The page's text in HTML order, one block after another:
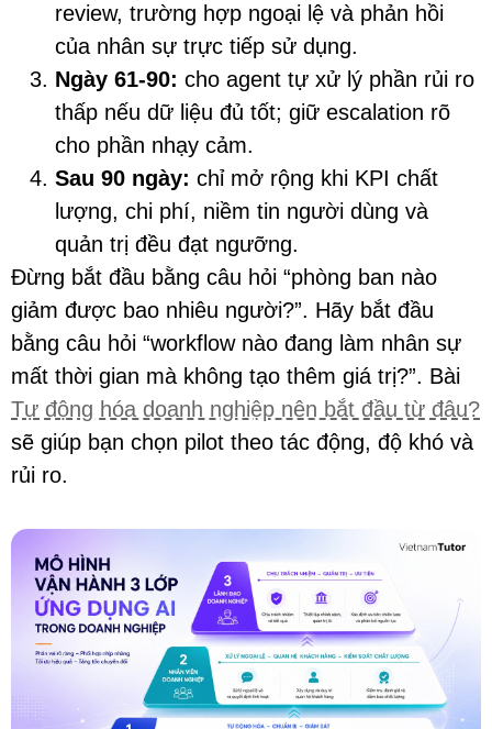
review, trường hợp ngoại lệ và phản hồi
của nhân sự trực tiếp sử dụng.
Ngày 61-90: cho agent tự xử lý phần rủi ro
thấp nếu dữ liệu đủ tốt; giữ escalation rõ
cho phần nhạy cảm.
Sau 90 ngày: chỉ mở rộng khi KPI chất
lượng, chi phí, niềm tin người dùng và
quản trị đều đạt ngưỡng.
Đừng bắt đầu bằng câu hỏi “phòng ban nào
giảm được bao nhiêu người?”. Hãy bắt đầu
bằng câu hỏi “workflow nào đang làm nhân sự
mất thời gian mà không tạo thêm giá trị?”. Bài
Tự động hóa doanh nghiệp nên bắt đầu từ đâu?
sẽ giúp bạn chọn pilot theo tác động, độ khó và
rủi ro.